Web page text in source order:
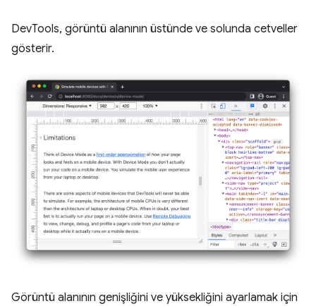
DevTools, görüntü alanının üstünde ve solunda cetveller
gösterir.
Görüntü alanının genişliğini ve yüksekliğini ayarlamak için